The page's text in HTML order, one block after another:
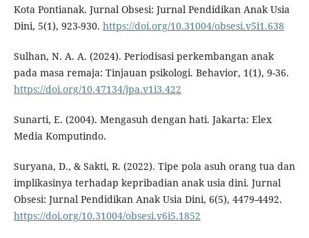
Kota Pontianak. Jurnal Obsesi: Jurnal Pendidikan Anak Usia
Dini, 5(1), 923-930. https://doi.org/10.31004/obsesi.v5i1.638
Sulhan, N. A. A. (2024). Periodisasi perkembangan anak
pada masa remaja: Tinjauan psikologi. Behavior, 1(1), 9-36.
https://doi.org/10.47134/jpa.v1i3.422
Sunarti, E. (2004). Mengasuh dengan hati. Jakarta: Elex
Media Komputindo.
Suryana, D., & Sakti, R. (2022). Tipe pola asuh orang tua dan
implikasinya terhadap kepribadian anak usia dini. Jurnal
Obsesi: Jurnal Pendidikan Anak Usia Dini, 6(5), 4479-4492.
https://doi.org/10.31004/obsesi.v6i5.1852